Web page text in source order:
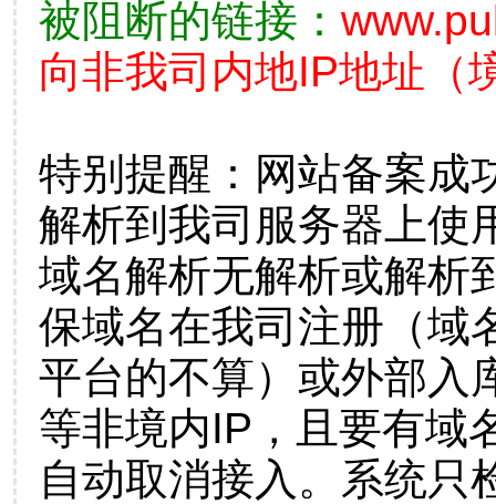
被阻断的链接：
向非我司内地IP地址（
特别提醒：网站备案成
解析到我司服务器上使
域名解析无解析或解析
保域名在我司注册（域
平台的不算）或外部入
等非境内IP，且要有域
自动取消接入。系统只